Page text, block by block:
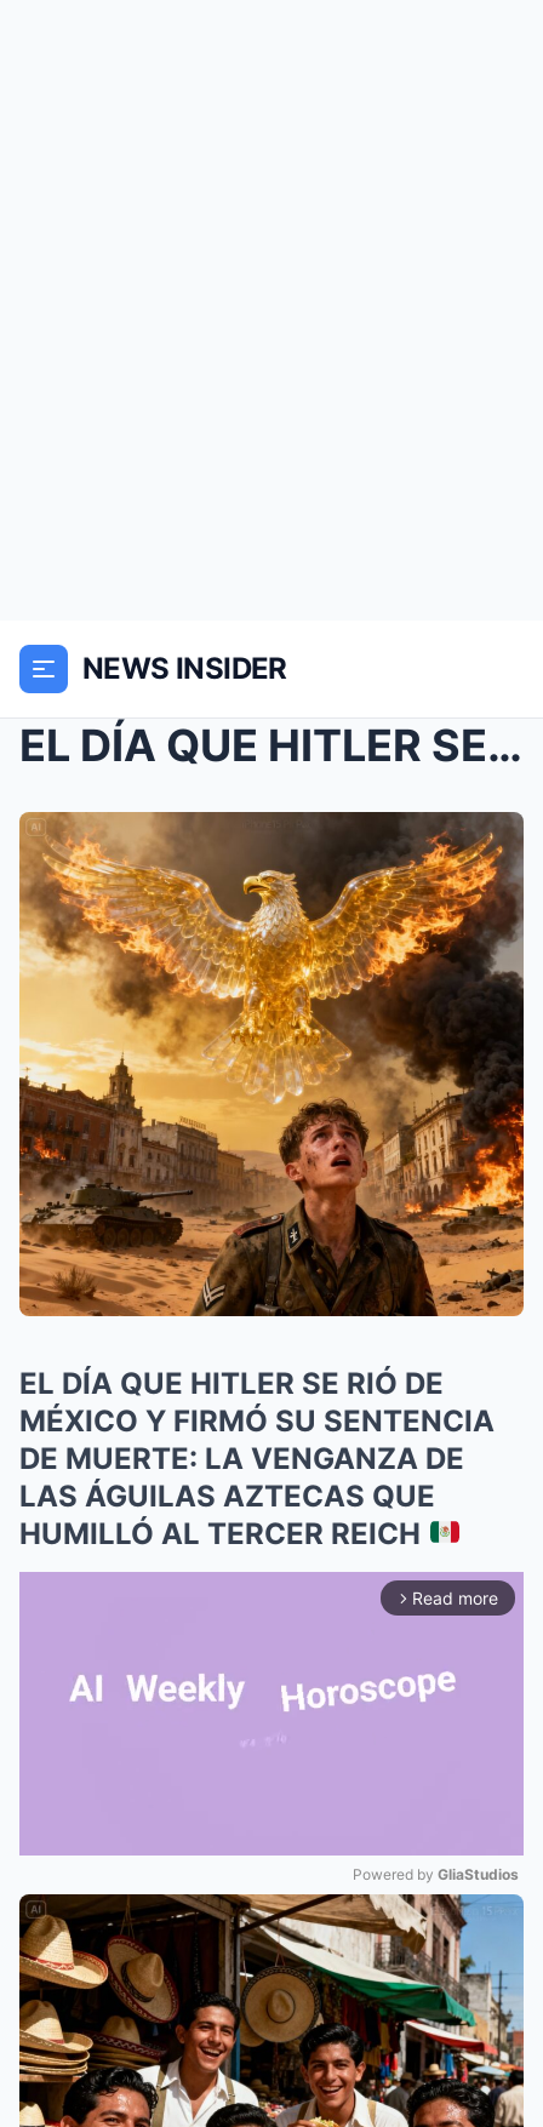
NEWS INSIDER
EL DÍA QUE HITLER SE RIÓ DE MÉXICO Y FIRMÓ SU SENT...
EL DÍA QUE HITLER SE RIÓ DE
MÉXICO Y FIRMÓ SU SENTENCIA
DE MUERTE: LA VENGANZA DE
LAS ÁGUILAS AZTECAS QUE
HUMILLÓ AL TERCER REICH
arrow_forward_ios Read more
Mute
Powered by GliaStudios